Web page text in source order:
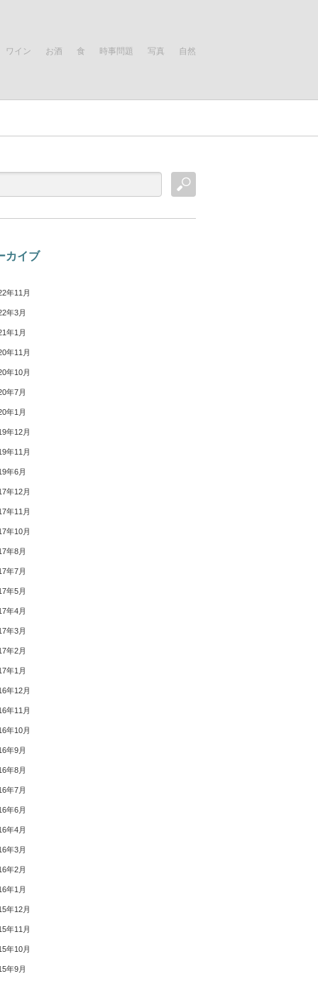
ワイン お酒 食 時事問題 写真 自然
カイブ
年11月
年3月
年1月
年11月
年10月
年7月
年1月
年12月
年11月
年6月
年12月
年11月
年10月
年8月
年7月
年5月
年4月
年3月
年2月
年1月
年12月
年11月
年10月
年9月
年8月
年7月
年6月
年4月
年3月
年2月
年1月
年12月
年11月
年10月
年9月